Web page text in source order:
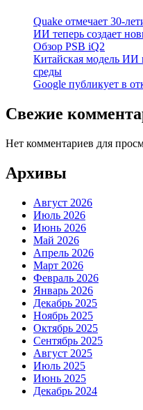
Quake отмечает 30-
ИИ теперь создает
Обзор PSB iQ2
Китайская модель ИИ
среды
Google публикует в
Свежие
Нет комментариев для
Архивы
Август 2026
Июль 2026
Июнь 2026
Май 2026
Апрель 2026
Март 2026
Февраль 2026
Январь 2026
Декабрь 2025
Ноябрь 2025
Октябрь 2025
Сентябрь 2025
Август 2025
Июль 2025
Июнь 2025
Декабрь 2024